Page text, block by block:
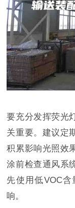
要充分发挥荧光
关重要。建议定
积累影响光照效
涂前检查通风系
先使用低VOC
响。